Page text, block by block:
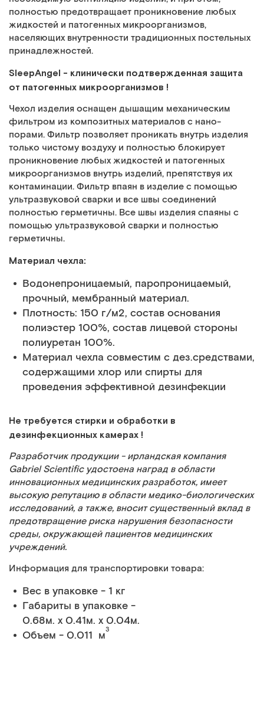
полностью предотвращает проникновение любых
жидкостей и патогенных микроорганизмов,
населяющих внутренности традиционных постельных
принадлежностей.
SleepAngel - клинически подтвержденная защита
от патогенных микроорганизмов !
Чехол изделия оснащен дышащим механическим
фильтром из композитных материалов с нано-
порами. Фильтр позволяет проникать внутрь изделия
только чистому воздуху и полностью блокирует
проникновение любых жидкостей и патогенных
микроорганизмов внутрь изделий, препятствуя их
контаминации. Фильтр впаян в изделие с помощью
ультразвуковой сварки и все швы соединений
полностью герметичны. Все швы изделия спаяны с
помощью ультразвуковой сварки и полностью
герметичны.
Материал чехла:
Водонепроницаемый, паропроницаемый,
прочный, мембранный материал.
Плотность: 150 г/м2, состав основания
полиэстер 100%, состав лицевой стороны
полиуретан 100%.
Материал чехла совместим с дез.средствами,
содержащими хлор или спирты для
проведения эффективной дезинфекции
Не требуется стирки и обработки в
дезинфекционных камерах !
Разработчик продукции - ирландская компания
Gabriel Scientific удостоена наград в области
инновационных медицинских разработок, имеет
высокую репутацию в области медико-биологических
исследований, а также, вносит существенный вклад в
предотвращение риска нарушения безопасности
среды, окружающей пациентов медицинских
учреждений.
Информация для транспортировки товара:
Вес в упаковке - 1 кг
Габариты в упаковке -
0.68м. x 0.41м. x 0.04м.
Объем - 0.011 м3